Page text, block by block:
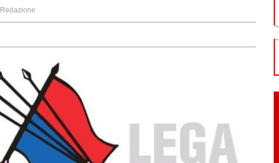
Redazione